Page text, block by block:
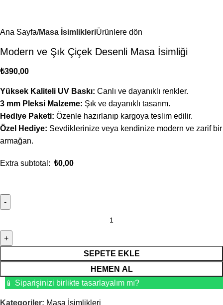
Ana Sayfa Masa İsimlikleriÜrünlere dön
Modern ve Şık Çiçek Desenli Masa İsimliği
₺390,00
Yüksek Kaliteli UV Baskı: Canlı ve dayanıklı renkler.
3 mm Pleksi Malzeme: Şık ve dayanıklı tasarım.
Hediye Paketi: Özenle hazırlanıp kargoya teslim edilir.
Özel Hediye: Sevdiklerinize veya kendinize modern ve zarif bir
armağan.
Extra subtotal: ₺0,00
SEPETE EKLE
HEMEN AL
📱 Siparişinizi birlikte tasarlayalım mı?
Kategoriler: Masa İsimlikleri